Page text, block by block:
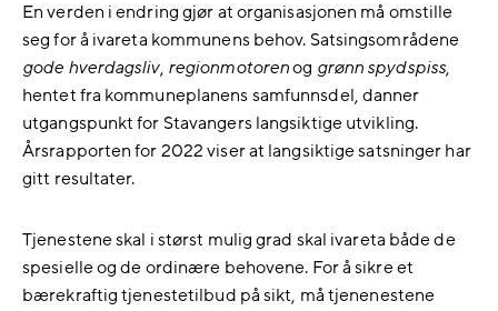
En verden i endring gjør at organisasjonen må omstille
seg for å ivareta kommunens behov. Satsingsområdene
gode hverdagsliv, regionmotorenog grønn spydspiss,
hentet fra kommuneplanens samfunnsdel, danner
utgangspunkt for Stavangers langsiktige utvikling.
Årsrapporten for 2022 viser at langsiktige satsninger har
gitt resultater.
Tjenestene skal i størst mulig grad skal ivareta både de
spesielle og de ordinære behovene. For å sikre et
bærekraftig tjenestetilbud på sikt, må tjenenestene